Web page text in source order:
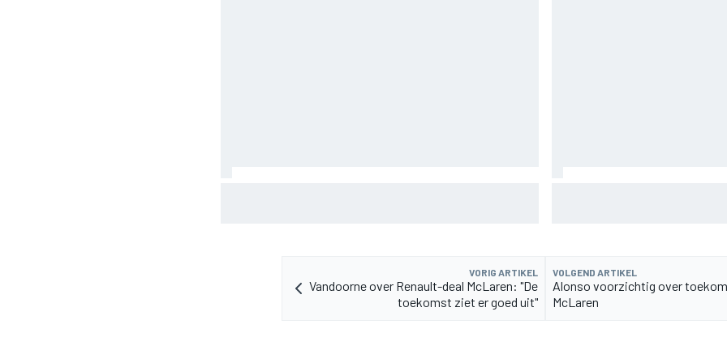
VORIG ARTIKEL
Vandoorne over Renault-deal McLaren: "De
toekomst ziet er goed uit"
VOLGEND ARTIKEL
Alonso voorzichtig over
McLaren